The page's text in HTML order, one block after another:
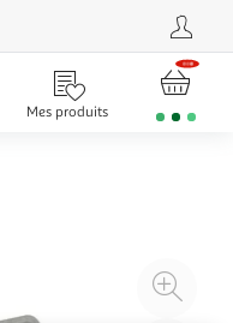
Mes produits